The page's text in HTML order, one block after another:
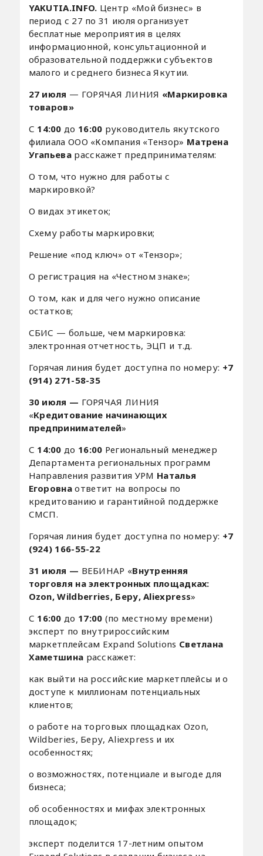
YAKUTIA.INFO. Центр «Мой бизнес» в
период с 27 по 31 июля организует
бесплатные мероприятия в целях
информационной, консультационной и
образовательной поддержки субъектов
малого и среднего бизнеса Якутии.
27 июля — ГОРЯЧАЯ ЛИНИЯ «Маркировка
товаров»
С 14:00до 16:00 руководитель якутского
филиала ООО «Компания «Тензор» Матрена
Угапьева расскажет предпринимателям:
О том, что нужно для работы с
маркировкой? ⠀
О видах этикеток;
Схему работы маркировки;
Решение «под ключ» от «Тензор»;
О регистрация на «Честном знаке»;
О том, как и для чего нужно описание
остатков;
СБИС — больше, чем маркировка:
электронная отчетность, ЭЦП и т.д.⠀
Горячая линия будет доступна по номеру: +7
(914) 271-58-35
30 июля — ГОРЯЧАЯ ЛИНИЯ
«Кредитование начинающих
предпринимателей»
С 14:00до 16:00 Региональный менеджер
Департамента региональных программ
Направления развития УРМ Наталья
Егоровна ответит на вопросы по
кредитованию и гарантийной поддержке
СМСП.
Горячая линия будет доступна по номеру: +7
(924) 166-55-22
31 июля — ВЕБИНАР «Внутренняя
торговля на электронных площадках:
Ozon,Wildberries, Беру,Aliexpress»
С 16:00до 17:00 (по местному времени)
эксперт по внутрироссийским
маркетплейсам Expand Solutions Светлана
Хаметшина расскажет:
как выйти на российские маркетплейсы и о
доступе к миллионам потенциальных
клиентов;
о работе на торговых площадках Ozon,
Wildberies, Беру, Aliexpress и их
особенностях;
о возможностях, потенциале и выгоде для
бизнеса;
об особенностях и мифах электронных
площадок;
эксперт поделится 17-летним опытом